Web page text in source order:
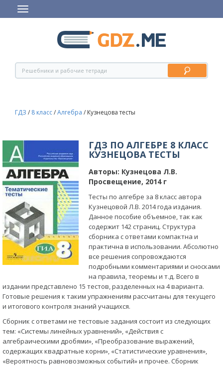
ГДЗ / 8 класс/Алгебра / Кузнецова тесты
ГДЗ ПО АЛГЕБРЕ 8 КЛАСС
КУЗНЕЦОВА ТЕСТЫ
Авторы: Кузнецова Л.В.
Просвещение, 2014 г
Тесты по алгебре за 8 класс автора
Кузнецовой Л.В. 2014 года издания.
Данное пособие объемное, так как
содержит 142 страниц. Структура
сборника с ответами компактна и
практична в использовании. Абсолютно
все решения сопровождаются
подробными комментариями и сносками
на правила, теоремы и т.д. Всего в
издании представлено 15 тестов, разделенных на 4 варианта.
Готовые решения к таким упражнениям рассчитаны для текущего
и итогового контроля знаний учащихся.
Сборник с ответами не тестовые задания состоит из следующих
тем: «Системы линейных уравнений», «Действия с
алгебраическими дробями», «Преобразование выражений,
содержащих квадратные корни», «Статистические уравнения»,
«Вероятность равновозможных событий» и прочее. Сборник